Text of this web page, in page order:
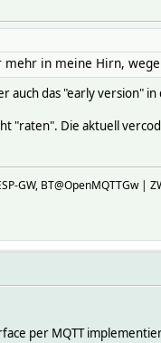
},\
},\
mehr in meine Hirn,
auch das "early version" in
"raten". Die aktuell
GW, BT@OpenMQTTGw |
per MQTT